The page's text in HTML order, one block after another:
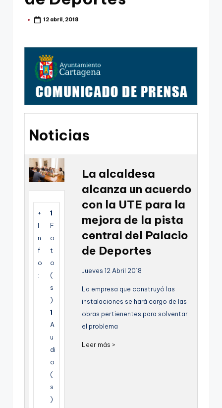
Publicado12 abril, 2018
Noticias
+
I
n
f
o
:
1
F
o
t
o
(
s
)
1
A
u
di
o
(
s
)
La alcaldesa
alcanza un acuerdo
con la UTE para la
mejora de la pista
central del Palacio
de Deportes
Jueves 12 Abril 2018
La empresa que construyó las
instalaciones se hará cargo de las
obras pertienentes para solventar
el problema
Leer más >